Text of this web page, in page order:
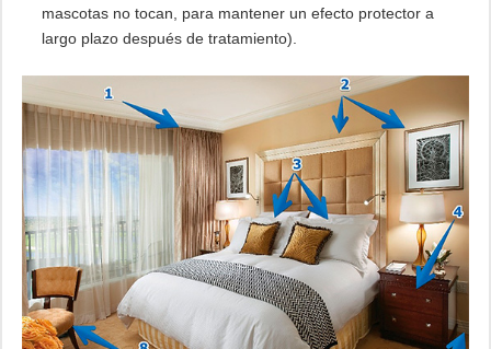
mascotas no tocan, para mantener un efecto protector a
largo plazo después de tratamiento).